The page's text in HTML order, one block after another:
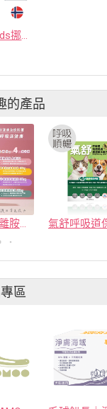
【Nordic Fjords挪威灣】 挪威原裝進口 100%鮭魚寵物魚油300ml防UV噴頭裝 (挪威100%純鮭魚油)
的產品
惜命命 左旋離胺酸｜貓咪純離胺酸
區